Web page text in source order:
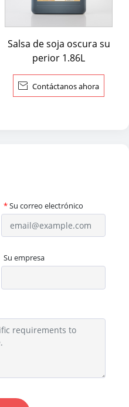
Salsa de soja oscura su
perior 1.86L
 Contáctanos ahora
*Su correo electrónico
Su empresa